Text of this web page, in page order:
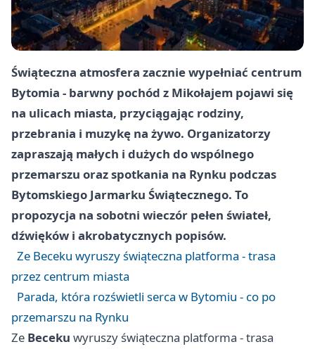
Świąteczna atmosfera zacznie wypełniać centrum
Bytomia - barwny pochód z Mikołajem pojawi się
na ulicach miasta, przyciągając rodziny,
przebrania i muzykę na żywo. Organizatorzy
zapraszają małych i dużych do wspólnego
przemarszu oraz spotkania na Rynku podczas
Bytomskiego Jarmarku Świątecznego. To
propozycja na sobotni wieczór pełen świateł,
dźwięków i akrobatycznych popisów.
Ze Beceku wyruszy świąteczna platforma - trasa
przez centrum miasta
Parada, która rozświetli serca w Bytomiu - co po
przemarszu na Rynku
Ze Beceku wyruszy świąteczna platforma - trasa